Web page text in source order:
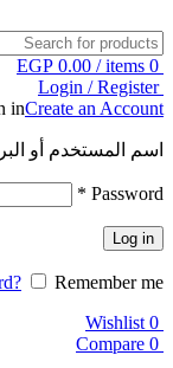
0
items
/
EGP 0.00
Login / Register
inCreate an Account
اسم المستخدم أو
Password
*
Log in
Remember me
0
Wishlist
0
Compare